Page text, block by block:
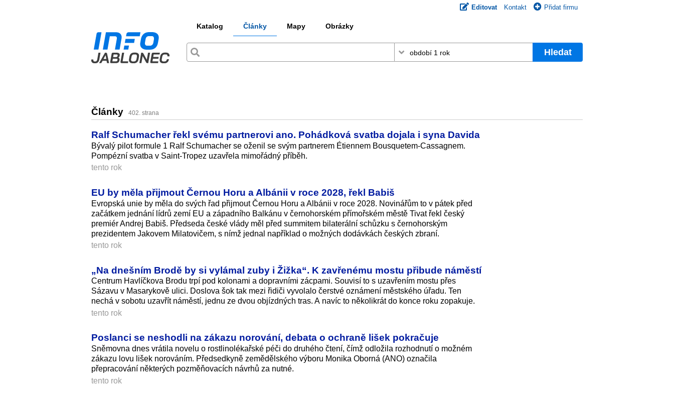
Editovat Kontakt Přidat firmu
Katalog Články Mapy Obrázky
Hledat
Články 402. strana
Ralf Schumacher řekl svému partnerovi ano. Pohádková svatba dojala i syna Davida
Bývalý pilot formule 1 Ralf Schumacher se oženil se svým partnerem Étiennem Bousquetem-Cassagnem.
Pompézní svatba v Saint-Tropez uzavřela mimořádný příběh.
tento rok
EU by měla přijmout Černou Horu a Albánii v roce 2028, řekl Babiš
Evropská unie by měla do svých řad přijmout Černou Horu a Albánii v roce 2028. Novinářům to v pátek před
začátkem jednání lídrů zemí EU a západního Balkánu v černohorském přímořském městě Tivat řekl český
premiér Andrej Babiš. Předseda české vlády měl před summitem bilaterální schůzku s černohorským
prezidentem Jakovem Milatovičem, s nímž jednal například o možných dodávkách českých zbraní.
tento rok
„Na dnešním Brodě by si vylámal zuby i Žižka“. K zavřenému mostu přibude náměstí
Centrum Havlíčkova Brodu trpí pod kolonami a dopravními zácpami. Souvisí to s uzavřením mostu přes
Sázavu v Masarykově ulici. Doslova šok tak mezi řidiči vyvolalo čerstvé oznámení městského úřadu. Ten
nechá v sobotu uzavřít náměstí, jednu ze dvou objízdných tras. A navíc to několikrát do konce roku zopakuje.
tento rok
Poslanci se neshodli na zákazu norování, debata o ochraně lišek pokračuje
Sněmovna dnes vrátila novelu o rostlinolékařské péči do druhého čtení, čímž odložila rozhodnutí o možném
zákazu lovu lišek norováním. Předsedkyně zemědělského výboru Monika Oborná (ANO) označila
přepracování některých pozměňovacích návrhů za nutné.
tento rok